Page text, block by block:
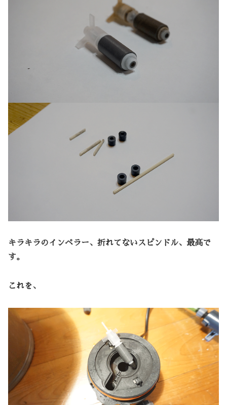
キラキラのインペラー、折れてないスピンドル、最高で
す。
これを、